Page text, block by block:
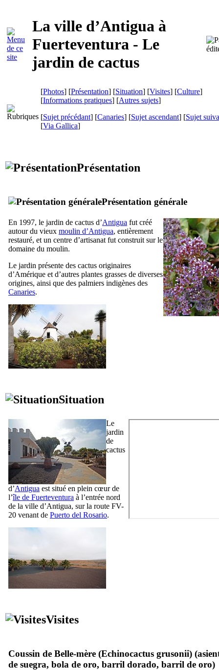
La ville d’Antigua à
Fuerteventura - Le
jardin de cactus
[Photos] [Présentation] [Situation] [Visites] [Culture]
[Informations pratiques] [Autres sujets]
[Sujet précédant] [Canaries] [Sujet ascendant] [Sujet
[Via Gallica]
Présentation
Présentation générale
En 1997, le jardin de cactus d’Antigua fut créé
autour du vieux moulin d’Antigua, entièrement
restauré, et un centre d’artisanat fut construit sur le
domaine du moulin.
Le jardin présente des cactus originaires
d’Amérique et d’autres plantes grasses de diverses
origines, ainsi que des palmiers indigènes des
Canaries.
Situation
Le
jardin
de
cactus
d’Antigua est situé en plein cœur de
l’île de Fuerteventura à l’entrée nord
de la ville d’Antigua, sur la route FV-
20 venant de Puerto del Rosario.
Visites
Coussin de Belle-mère (Echinocactus grusonii) (
de suegra, bola de oro, barril dorado, barril de oro)